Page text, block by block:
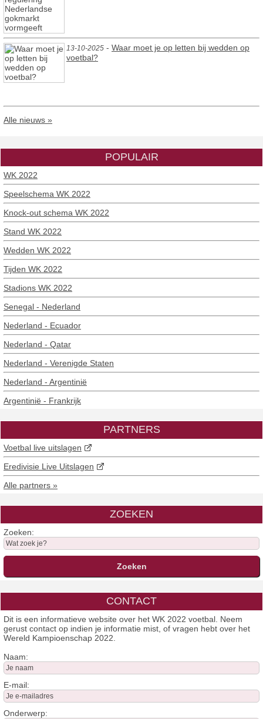
13-10-2025 - Waar moet je op letten bij wedden op
voetbal?
Alle nieuws »
POPULAIR
WK 2022
Speelschema WK 2022
Knock-out schema WK 2022
Stand WK 2022
Wedden WK 2022
Tijden WK 2022
Stadions WK 2022
Senegal - Nederland
Nederland - Ecuador
Nederland - Qatar
Nederland - Verenigde Staten
Nederland - Argentinië
Argentinië - Frankrijk
PARTNERS
Voetbal live uitslagen
Eredivisie Live Uitslagen
Alle partners »
ZOEKEN
Zoeken:
CONTACT
Dit is een informatieve website over het WK 2022 voetbal. Neem
gerust contact op indien je informatie mist, of vragen hebt over het
Wereld Kampioenschap 2022.
Naam:
E-mail:
Onderwerp: